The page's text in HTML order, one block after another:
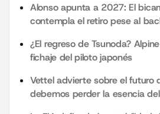
Alonso apunta a 2027: El
contempla el retiro pese al
¿El regreso de Tsunoda?
fichaje del piloto japonés
Vettel advierte sobre el futuro
debemos perder la esencia